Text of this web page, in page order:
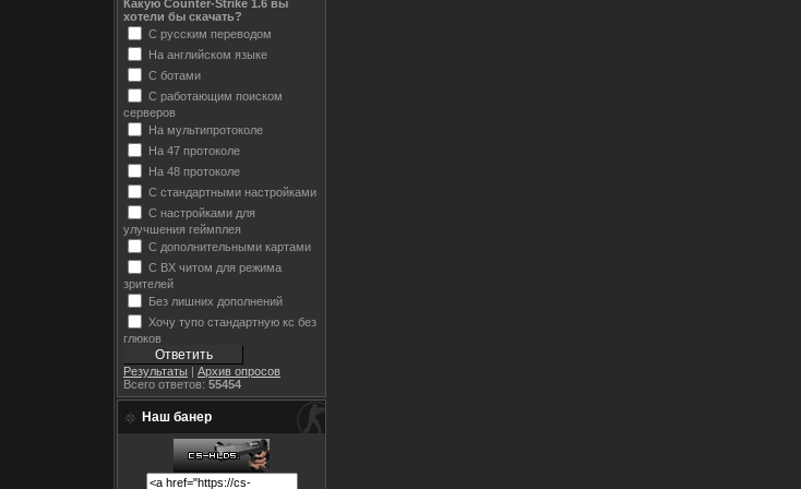
Какую Counter-Strike 1.6 вы
хотели бы скачать?
С русским переводом
На английском языке
С ботами
С работающим поиском
серверов
На мультипротоколе
На 47 протоколе
На 48 протоколе
С стандартными настройками
С настройками для
улучшения геймплея
С дополнительными картами
С ВХ читом для режима
зрителей
Без лишних дополнений
Хочу тупо стандартную кс без
глюков
Результаты | Архив опросов
Всего ответов: 55454
Наш банер